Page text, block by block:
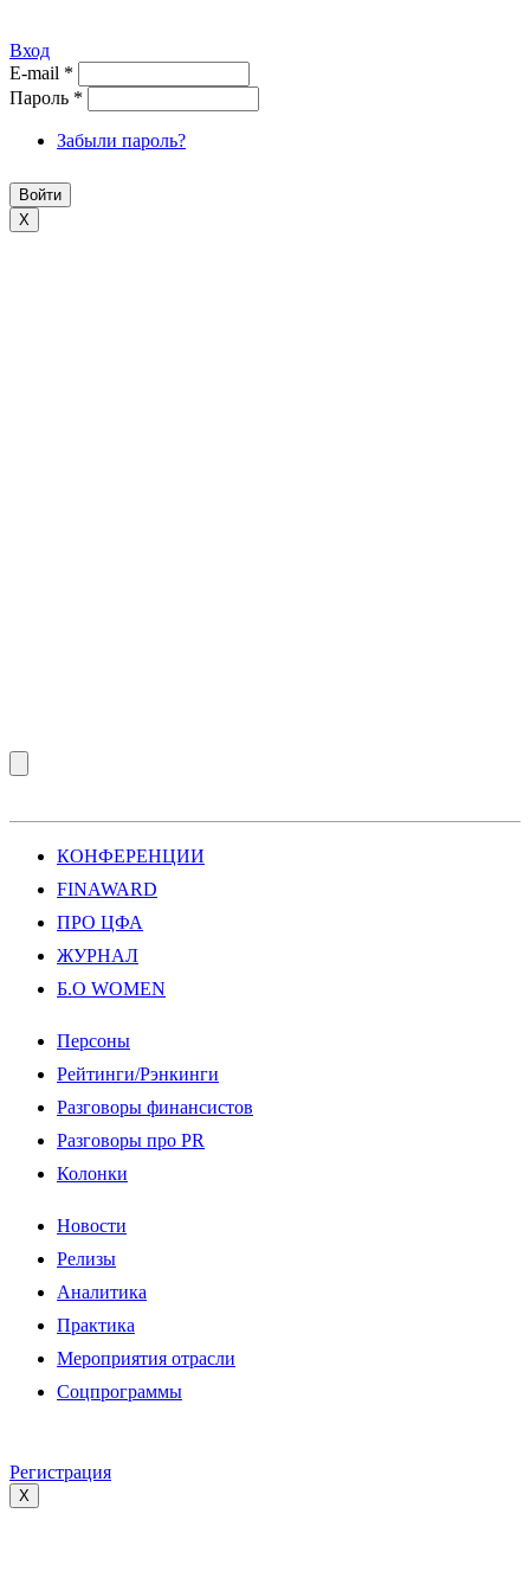
Вход
E-mail *
Пароль *
Забыли пароль?
X
КОНФЕРЕНЦИИ
FINAWARD
ПРО ЦФА
ЖУРНАЛ
Б.О WOMEN
Персоны
Рейтинги/Рэнкинги
Разговоры финансистов
Разговоры про PR
Колонки
Новости
Релизы
Аналитика
Практика
Мероприятия отрасли
Соцпрограммы
Регистрация
X